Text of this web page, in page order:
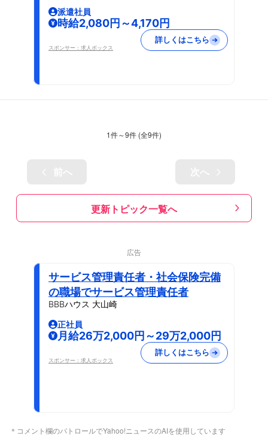
派遣社員
時給2,080円～4,170円
スポンサー：求人ボックス
詳しくはこちら
1件～9件 (全9件)
更新トピック一覧へ
広告
サービス管理責任者・社会保険完備
の職場でサービス管理責任者
BBBハウス 大山崎
正社員
月給26万2,000円～29万2,000円
スポンサー：求人ボックス
詳しくはこちら
＊コメント欄のパトロールでYahoo!ニュースのAIを使用しています